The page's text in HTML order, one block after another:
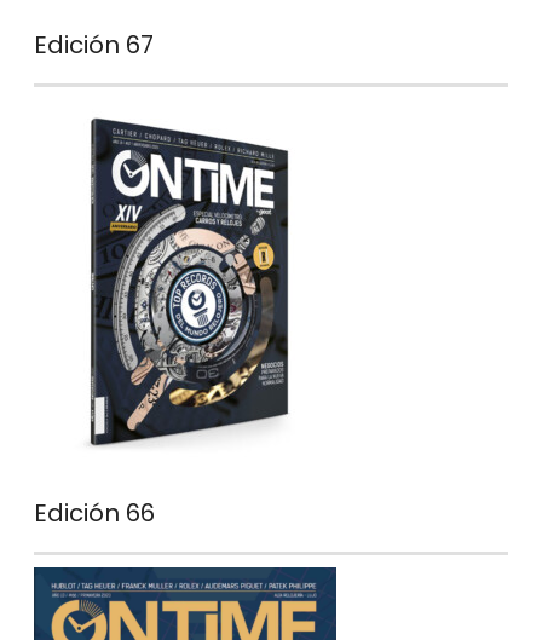
Edición 67
Edición 66